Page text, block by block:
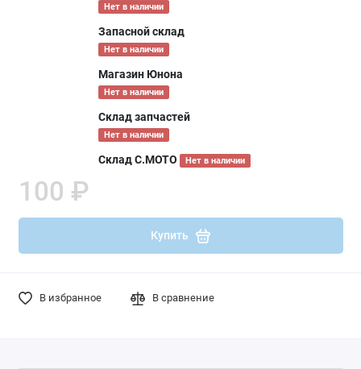
Нет в наличии
Запасной склад
Нет в наличии
Магазин Юнона
Нет в наличии
Склад запчастей
Нет в наличии
Склад С.МОТО Нет в наличии
100 ₽
Купить
В избранное В сравнение